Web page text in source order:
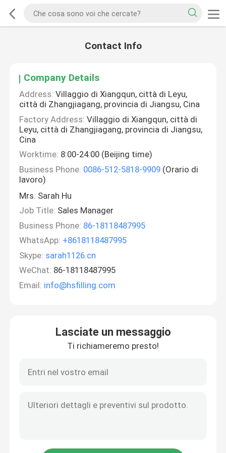
Contact Info
Company Details
Address: Villaggio di Xiangqun, città di Leyu,
città di Zhangjiagang, provincia di Jiangsu, Cina
Factory Address: Villaggio di Xiangqun, città di
Leyu, città di Zhangjiagang, provincia di Jiangsu,
Cina
Worktime: 8:00-24:00 (Beijing time)
Business Phone: 0086-512-5818-9909 (Orario di
lavoro)
Mrs. Sarah Hu
Job Title: Sales Manager
Business Phone: 86-18118487995
WhatsApp: +8618118487995
Skype: sarah1126.cn
WeChat: 86-18118487995
Email: info@hsfilling.com
Lasciate un messaggio
Ti richiameremo presto!